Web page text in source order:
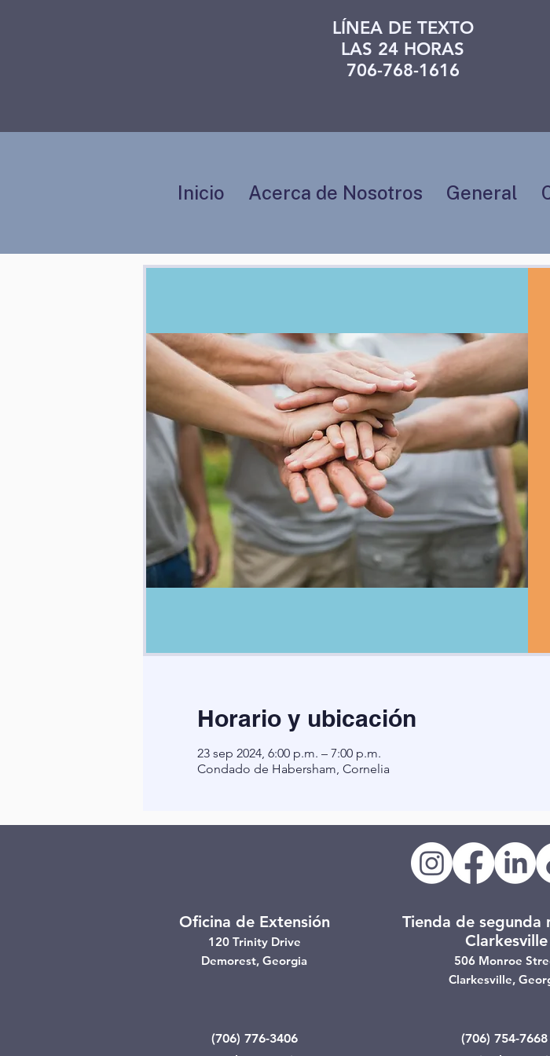
LÍNEA DE TEXTO
LAS 24 HORAS
706-768-1616
Inicio Acerca de Nosotros General
Horario y ubicación
23 sep 2024, 6:00 p.m. – 7:00 p.m.
Condado de Habersham, Cornelia
Oficina de Extensión
120 Trinity Drive
Demorest, Georgia
Tienda de segunda
Clarkesville
506 Monroe
Clarkesville,
(706) 776-3406
(706) 754-7668